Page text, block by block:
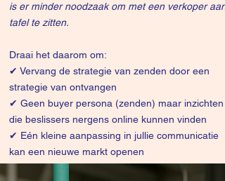
is er minder noodzaak om met een verkoper aan
tafel te zitten.
Draai het daarom om:
✔ Vervang de strategie van zenden door een
strategie van ontvangen
✔ Geen buyer persona (zenden) maar inzichten
die beslissers nergens online kunnen vinden
✔ Eén kleine aanpassing in jullie communicatie
kan een nieuwe markt openen